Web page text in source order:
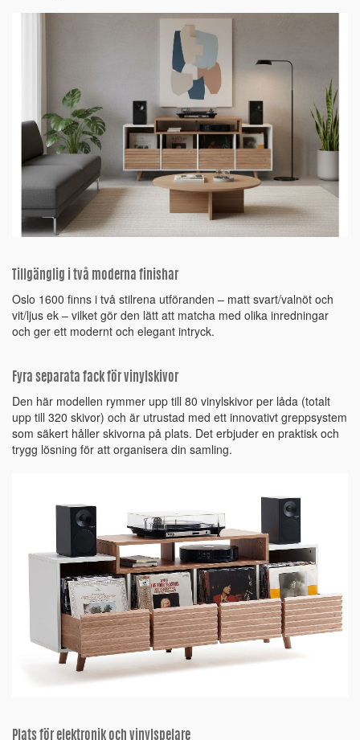
Tillgänglig i två moderna finishar
Oslo 1600 finns i två stilrena utföranden – matt svart/valnöt och
vit/ljus ek – vilket gör den lätt att matcha med olika inredningar
och ger ett modernt och elegant intryck.
Fyra separata fack för vinylskivor
Den här modellen rymmer upp till 80 vinylskivor per låda (totalt
upp till 320 skivor) och är utrustad med ett innovativt greppsystem
som säkert håller skivorna på plats. Det erbjuder en praktisk och
trygg lösning för att organisera din samling.
Plats för elektronik och vinylspelare